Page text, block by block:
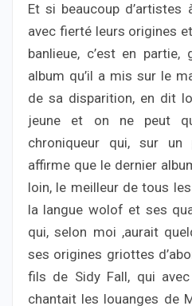
Et si beaucoup
avec fierté leurs origines
banlieue, c’est en
album qu’il a mis sur le
de sa disparition, en dit
jeune et on ne peut
chroniqueur qui, sur un
affirme que le dernier
loin, le meilleur de tous
la langue wolof et ses
qui, selon moi ,aurait
ses origines griottes
fils de Sidy Fall, qui
chantait les louanges de